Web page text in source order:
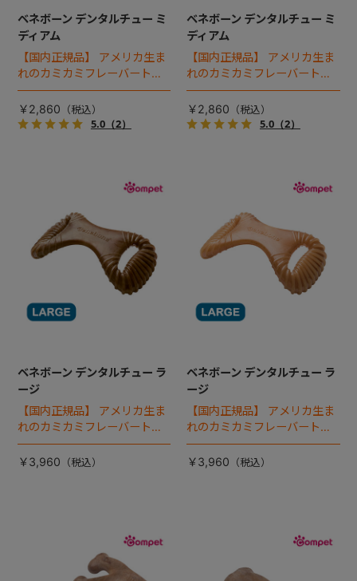
ベネボーン デンタルチュー ミ
ディアム
【国内正規品】 アメリカ生ま
れのカミカミフレーバートイ
「ベネボーン」。デンタルチ
ューは、歯を清潔に保つため
凹凸を備えています。
￥2,860
5.0（2）
ベネボーン デンタルチュー ミ
ディアム
【国内正規品】 アメリカ生ま
れのカミカミフレーバートイ
「ベネボーン」。デンタルチ
ューは、歯を清潔に保つため
凹凸を備えています。
￥2,860
5.0（2）
ベネボーン デンタルチュー ラ
ージ
【国内正規品】 アメリカ生ま
れのカミカミフレーバートイ
「ベネボーン」。デンタルチ
ューは、歯を清潔に保つため
￥3,960
ベネボーン デンタルチュー ラ
ージ
【国内正規品】 アメリカ生ま
れのカミカミフレーバートイ
「ベネボーン」。デンタルチ
ューは、歯を清潔に保つため
￥3,960